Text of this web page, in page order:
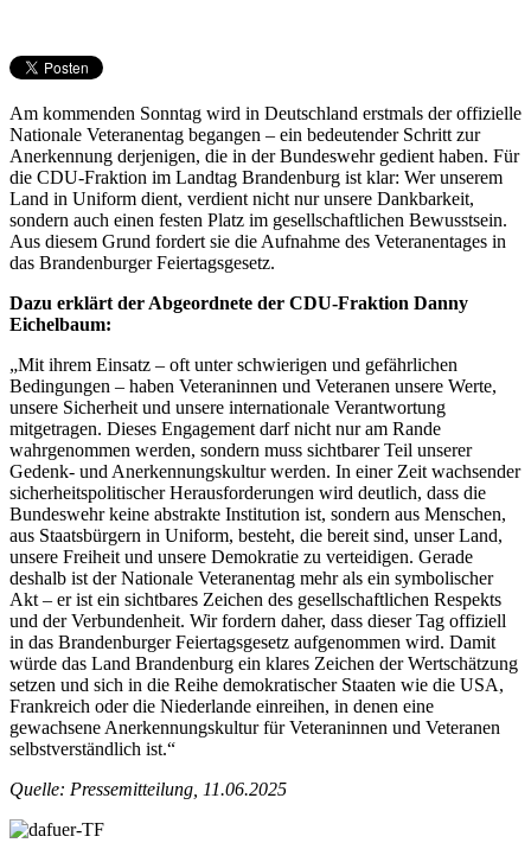
Am kommenden Sonntag wird in Deutschland erstmals der offizielle
Nationale Veteranentag begangen – ein bedeutender Schritt zur
Anerkennung derjenigen, die in der Bundeswehr gedient haben. Für
die CDU-Fraktion im Landtag Brandenburg ist klar: Wer unserem
Land in Uniform dient, verdient nicht nur unsere Dankbarkeit,
sondern auch einen festen Platz im gesellschaftlichen Bewusstsein.
Aus diesem Grund fordert sie die Aufnahme des Veteranentages in
das Brandenburger Feiertagsgesetz.
Dazu erklärt der Abgeordnete der CDU-Fraktion Danny
Eichelbaum:
„Mit ihrem Einsatz – oft unter schwierigen und gefährlichen
Bedingungen – haben Veteraninnen und Veteranen unsere Werte,
unsere Sicherheit und unsere internationale Verantwortung
mitgetragen. Dieses Engagement darf nicht nur am Rande
wahrgenommen werden, sondern muss sichtbarer Teil unserer
Gedenk- und Anerkennungskultur werden. In einer Zeit wachsender
sicherheitspolitischer Herausforderungen wird deutlich, dass die
Bundeswehr keine abstrakte Institution ist, sondern aus Menschen,
aus Staatsbürgern in Uniform, besteht, die bereit sind, unser Land,
unsere Freiheit und unsere Demokratie zu verteidigen. Gerade
deshalb ist der Nationale Veteranentag mehr als ein symbolischer
Akt – er ist ein sichtbares Zeichen des gesellschaftlichen Respekts
und der Verbundenheit. Wir fordern daher, dass dieser Tag offiziell
in das Brandenburger Feiertagsgesetz aufgenommen wird. Damit
würde das Land Brandenburg ein klares Zeichen der Wertschätzung
setzen und sich in die Reihe demokratischer Staaten wie die USA,
Frankreich oder die Niederlande einreihen, in denen eine
gewachsene Anerkennungskultur für Veteraninnen und Veteranen
selbstverständlich ist.“
Quelle: Pressemitteilung, 11.06.2025